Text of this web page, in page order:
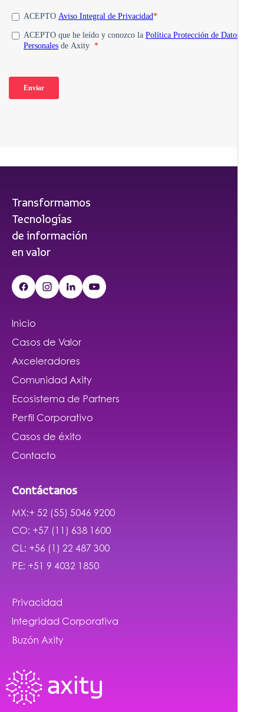
Transformamos
Tecnologías
de información
en valor
Inicio
Casos de Valor
Axceleradores
Comunidad Axity
Ecosistema de Partners
Perfil Corporativo
Casos de éxito
Contacto
Contáctanos
MX:+ 52 (55) 5046 9200
CO: +57 (11) 638 1600
CL: +56 (1) 22 487 300
PE: +51 9 4032 1850
Privacidad
Integridad Corporativa
Buzón Axity